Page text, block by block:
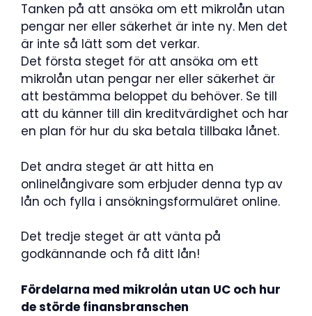
Tanken på att ansöka om ett mikrolån utan
pengar ner eller säkerhet är inte ny. Men det
är inte så lätt som det verkar.
Det första steget för att ansöka om ett
mikrolån utan pengar ner eller säkerhet är
att bestämma beloppet du behöver. Se till
att du känner till din kreditvärdighet och har
en plan för hur du ska betala tillbaka lånet.
Det andra steget är att hitta en
onlinelångivare som erbjuder denna typ av
lån och fylla i ansökningsformuläret online.
Det tredje steget är att vänta på
godkännande och få ditt lån!
Fördelarna med mikrolån utan UC och hur
de störde finansbranschen